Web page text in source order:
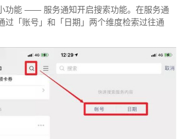
功能 —— 服务通知开启搜索功能。在服务通
过「账号」和「日期」两个维度检索过往通